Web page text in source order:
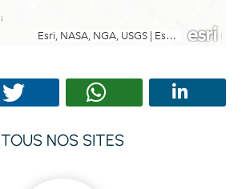
TOUS NOS SITES